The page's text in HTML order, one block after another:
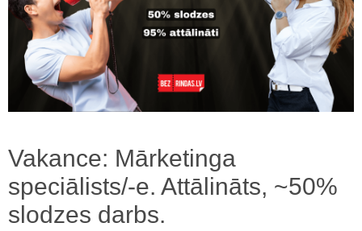
Vakance: Mārketinga
speciālists/-e. Attālināts, ~50%
slodzes darbs.